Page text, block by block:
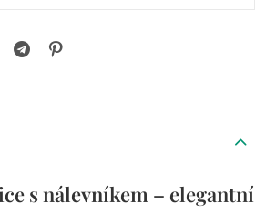
s nálevníkem – elegantní